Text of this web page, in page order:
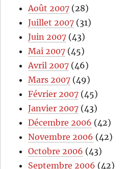
Août 2007 (28)
Juillet 2007 (31)
Juin 2007 (43)
Mai 2007 (45)
Avril 2007 (46)
Mars 2007 (49)
Février 2007 (45)
Janvier 2007 (43)
Décembre 2006 (42)
Novembre 2006 (42)
Octobre 2006 (43)
Septembre 2006 (42)